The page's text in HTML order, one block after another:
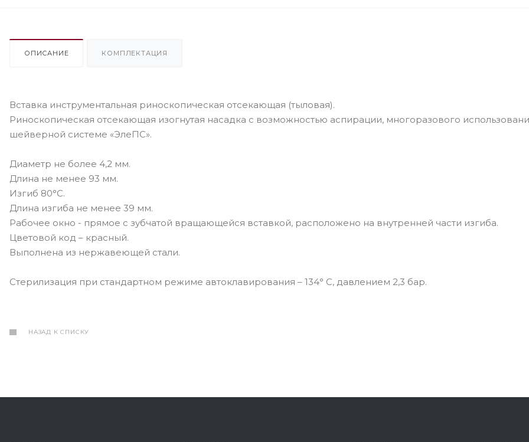
ОПИСАНИЕ КОМПЛЕКТАЦИЯ
Вставка инструментальная риноскопическая отсекающая (тыловая).
Риноскопическая отсекающая изогнутая насадка с возможностью аспирации, многоразового
шейверной системе «ЭлеПС».
Диаметр не более 4,2 мм.
Длина не менее 93 мм.
Изгиб 80°С.
Длина изгиба не менее 39 мм.
Рабочее окно - прямое с зубчатой вращающейся вставкой, расположено на внутренней части изгиба.
Цветовой код – красный.
Выполнена из нержавеющей стали.
Стерилизация при стандартном режиме автоклавирования – 134° С, давлением 2,3 бар.
НАЗАД К СПИСКУ